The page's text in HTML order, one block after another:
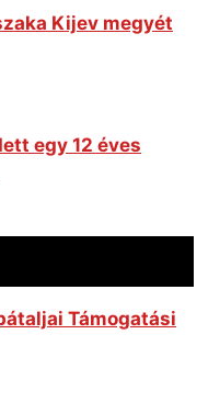
Kijev megyét
egy 12 éves
Támogatási